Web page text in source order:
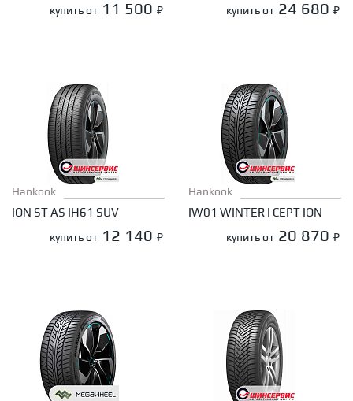
купить от 11 500 ₽ купить от 24 680 ₽
Hankook
ION ST AS IH61 SUV
купить от 12 140 ₽
Hankook
IW01 WINTER I CEPT ION
купить от 20 870 ₽